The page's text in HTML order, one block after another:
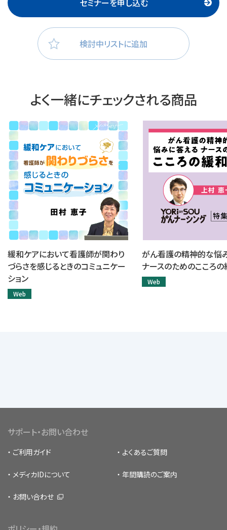
セミナーを申し込む
検討中リストに追加
よく一緒にチェックされる商品
緩和ケアにおいて看護師が関わり
づらさを感じるときのコミュニケー
ション
Web
がん看護の精神的な悩
ナースのためのこころ
Web
サポート・お問い合わせ
ご利用ガイド よくあるご質問
メディカIDについて 年間購読のご案内
お問い合わせ